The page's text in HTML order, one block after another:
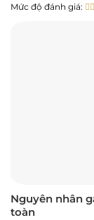
Mức độ đánh giá:
Nguyên nhân
toàn